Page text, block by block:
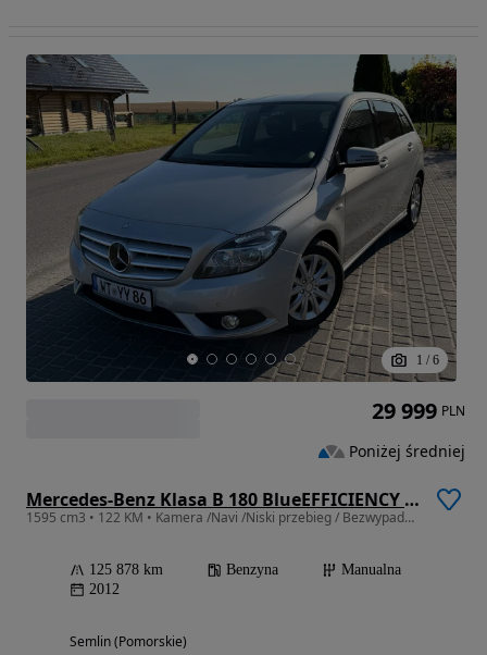
1 / 6
Mercedes-Benz Klasa B 180 BlueEFFICIENCY Edition
1595 cm3 • 122 KM • Kamera /Navi /Niski przebieg / Bezwypadkowy /Nowy rozrząd
125 878 km Benzyna
Manualna
2012
Semlin (Pomorskie)
29 999 PLN
Poniżej średniej